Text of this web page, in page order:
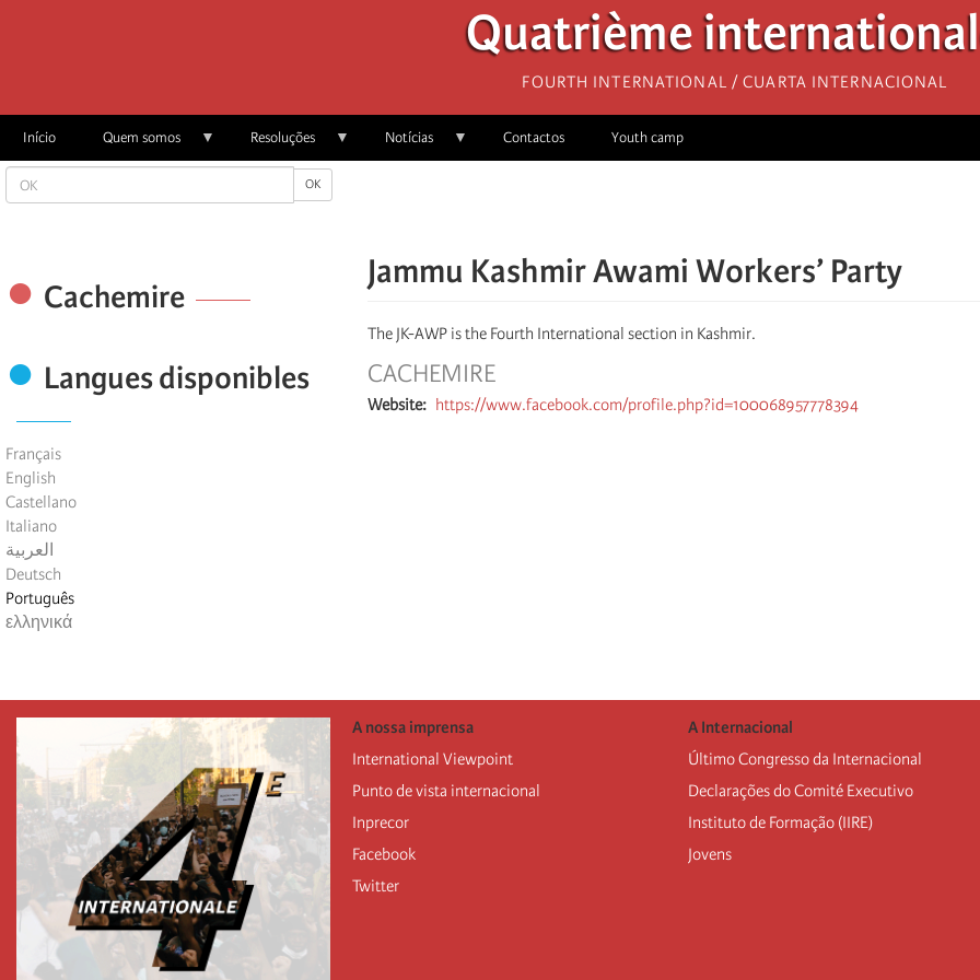
Quatrième
Fourth International / Cuarta Internacional
Início Quem somos Resoluções Notícias Contactos Youth camp
OK OK
Cachemire
Langues disponibles
Français
English
Castellano
Italiano
العربية
Deutsch
Português
ελληνικά
Jammu Kashmir Awami Workers’ Party
The JK-AWP is the Fourth International section in Kashmir.
CACHEMIRE
Website https://www.facebook.com/profile.php?id=100068957778394
A nossa imprensa
International Viewpoint
Punto de vista internacional
Inprecor
Facebook
Twitter
A Internacional
Último Congresso da Internacional
Declarações do Comité Executivo
Instituto de Formação (IIRE)
Jovens